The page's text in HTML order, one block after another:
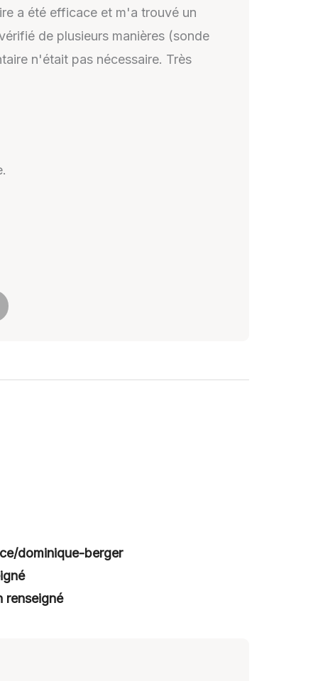
a été efficace et m'a trouvé un
de plusieurs manières (sonde
n'était pas nécessaire. Très
dominique-berger
renseigné